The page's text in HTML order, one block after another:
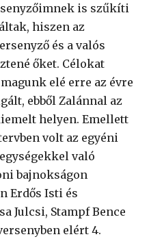
is szűkíti
hiszen az
és a valós
őket. Célokat
elé erre az évre
ebből Zalánnal az
helyen. Emellett
volt az egyéni
való
bajnokságon
Erdős Isti és
Julcsi, Stampf Bence
elért 4.